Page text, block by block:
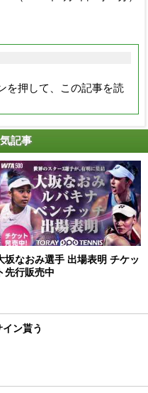
を押して、この記事を読
記事
坂なおみ選手 出場表明 チケッ
先行販売中
ン貰う